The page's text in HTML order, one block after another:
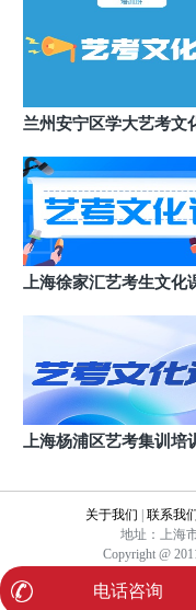
兰州安宁区学大艺考文
上海徐家汇艺考生文化
上海杨浦区艺考集训培
关于我们 | 联系我
地址：上海
Copyright @
电话咨询